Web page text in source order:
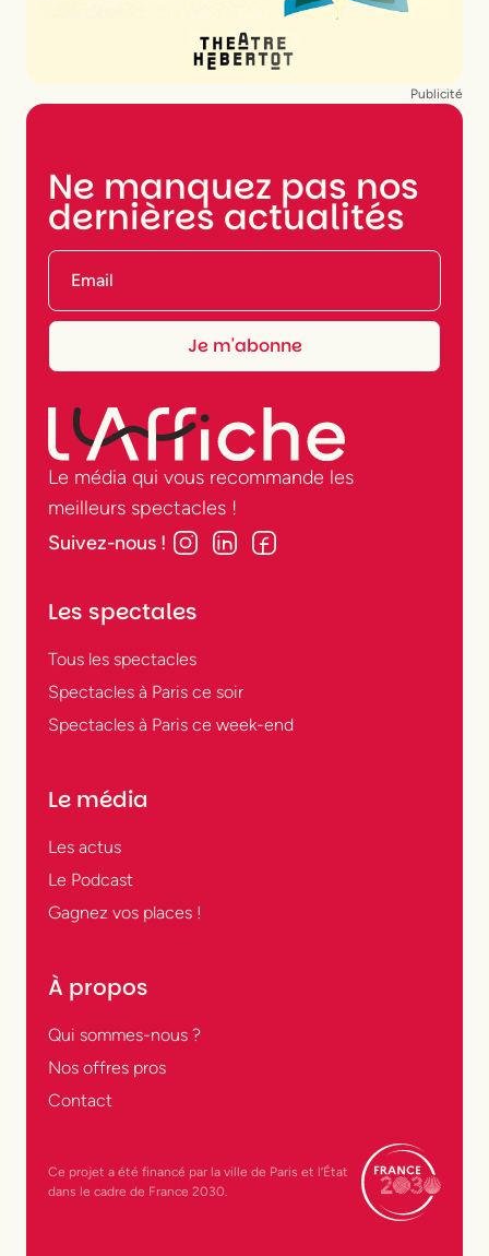
Publicité
Ne manquez pas nos
dernières actualités
Le média qui vous recommande les
meilleurs spectacles !
Suivez-nous !
Les spectales
Tous les spectacles
Spectacles à Paris ce soir
Spectacles à Paris ce week-end
Le média
Les actus
Le Podcast
Gagnez vos places !
À propos
Qui sommes-nous ?
Nos offres pros
Contact
Ce projet a été financé par la ville de Paris et l’État
dans le cadre de France 2030.